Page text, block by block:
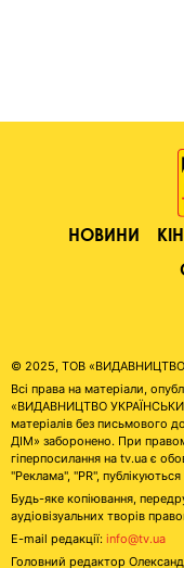
НОВИНИ
© 2025, ТОВ «ВИДАВНИЦТВО
Всі права на матеріали,
«ВИДАВНИЦТВО
матеріалів без
ДІМ» заборонено. При
гіперпосилання на tv.ua є
"Реклама", "PR",
Будь-яке копіювання,
аудіовізуальних творів
E-mail редакції: info@tv.ua
Головний редактор